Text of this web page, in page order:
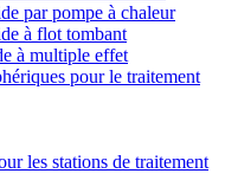
par pompe à chaleur
à flot tombant
à multiple effet
pour le traitement
les stations de traitement